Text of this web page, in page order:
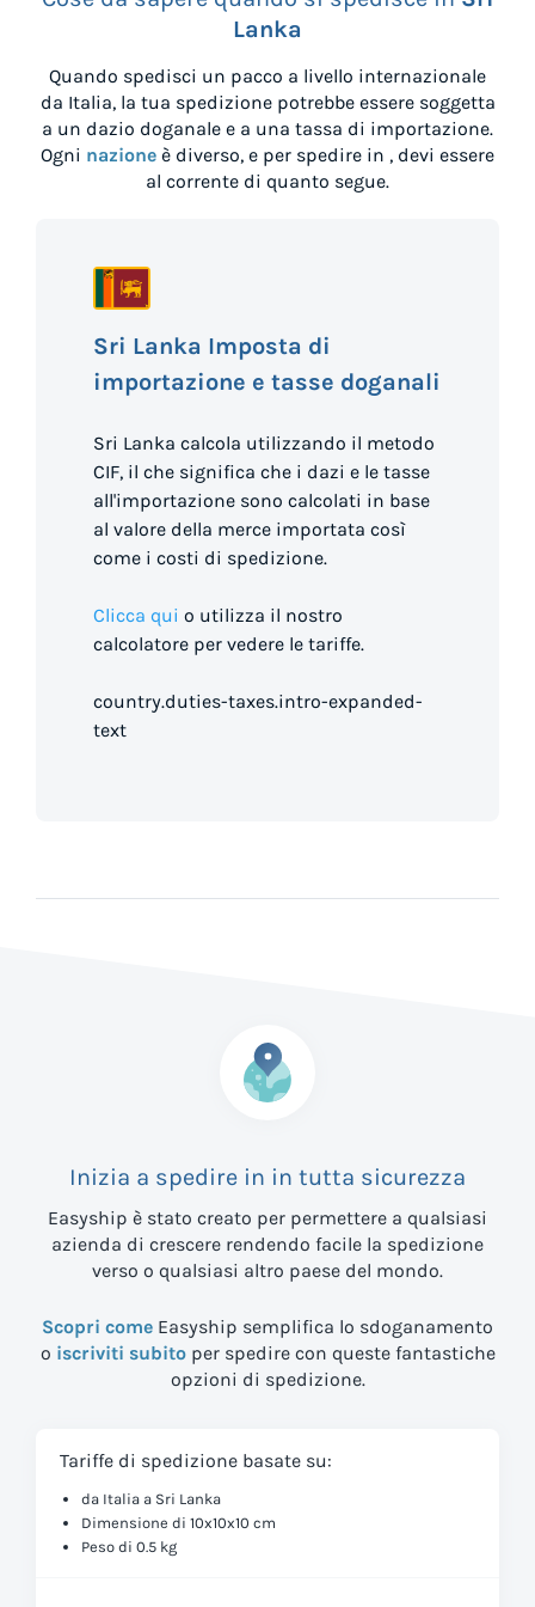
Lanka
Quando spedisci un pacco a livello internazionale
da Italia, la tua spedizione potrebbe essere soggetta
a un dazio doganale e a una tassa di importazione.
Ogni nazione è diverso, e per spedire in , devi essere
al corrente di quanto segue.
Sri Lanka Imposta di
importazione e tasse doganali
Sri Lanka calcola utilizzando il metodo
CIF, il che significa che i dazi e le tasse
all'importazione sono calcolati in base
al valore della merce importata così
come i costi di spedizione.
Clicca qui o utilizza il nostro
calcolatore per vedere le tariffe.
country.duties-taxes.intro-expanded-
text
Inizia a spedire in in tutta sicurezza
Easyship è stato creato per permettere a qualsiasi
azienda di crescere rendendo facile la spedizione
verso o qualsiasi altro paese del mondo.
Scopri come Easyship semplifica lo sdoganamento
o iscriviti subitoper spedire con queste fantastiche
opzioni di spedizione.
Tariffe di spedizione basate su:
da Italia a Sri Lanka
Dimensione di 10x10x10 cm
Peso di 0.5 kg